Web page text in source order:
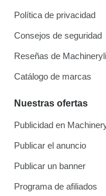
Política de privacidad
Consejos de seguridad
Reseñas de
Catálogo de marcas
Nuestras ofertas
Publicidad en
Publicar el anuncio
Publicar un banner
Programa de afiliados